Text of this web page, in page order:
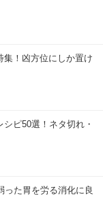
集！凶方位にしか置け
ピ50選！ネタ切れ・
った胃を労る消化に良